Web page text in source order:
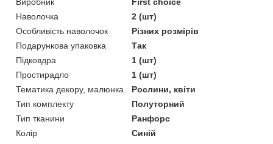
Наволочка
2 (шт)
Особливість наволочок
Різних розмірів
Подарункова упаковка
Так
Підковдра
1 (шт)
Простирадло
1 (шт)
Тематика декору, малюнка
Рослини, квіти
Тип комплекту
Полуторний
Тип тканини
Ранфорс
Колір
Синій